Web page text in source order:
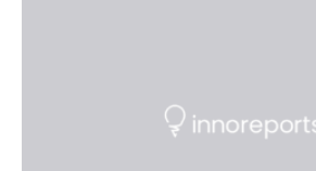
Durch den verstärkten Einsatz von